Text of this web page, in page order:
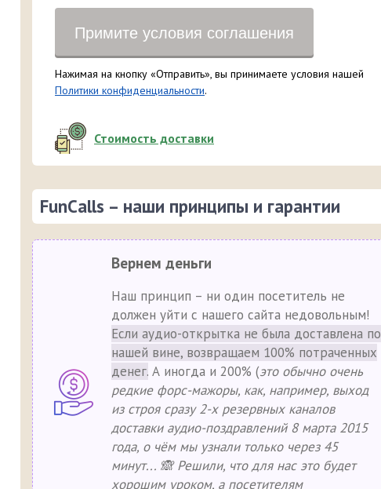
Примите условия соглашения
Нажимая на кнопку «Отправить», вы принимаете условия нашей
Политики конфиденциальности.
Стоимость доставки
FunCalls – наши принципы и гарантии
Вернем деньги
Наш принцип – ни один посетитель не
должен уйти с нашего сайта недовольным!
Если аудио-открытка не была доставлена по
нашей вине, возвращаем 100% потраченных
денег. А иногда и 200% (это обычно очень
редкие форс-мажоры, как, например, выход
из строя сразу 2-х резервных каналов
доставки аудио-поздравлений 8 марта 2015
года, о чём мы узнали только через 45
минут... 🙈 Решили, что для нас это будет
хорошим уроком, а посетителям